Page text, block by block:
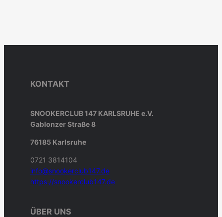
KONTAKT
SNOOKERCLUB 147 KARLSRUHE e.V.
Gablonzer Straße 8
76185 Karlsruhe
0721 3814104
info@snookerclub147.de
https://snookerclub147.de
ÜBER UNS